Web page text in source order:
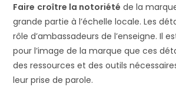
Faire croître la notoriété de la
grande partie à l’échelle locale. Les
rôle d’ambassadeurs de l’enseigne. Il
pour l’image de la marque que ces
des ressources et des outils
leur prise de parole.